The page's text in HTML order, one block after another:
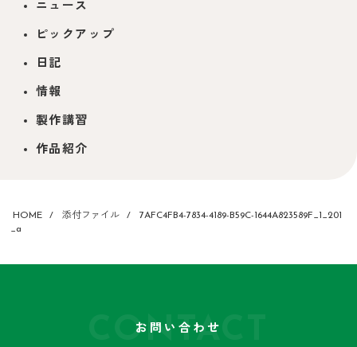
ニュース
ピックアップ
日記
情報
製作講習
作品紹介
HOME 添付ファイル
7AFC4FB4-7834-4189-B59C-1644A823589F_1_201
_a
CONTACT
お問い合わせ